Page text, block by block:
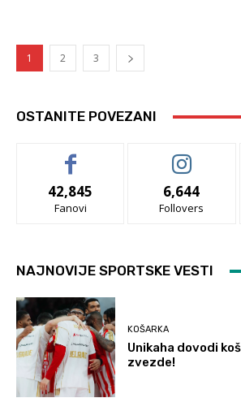
1 2 3
OSTANITE POVEZANI
42,845
Fanovi
6,644
Follovers
NAJNOVIJE SPORTSKE VESTI
KOŠARKA
Unikaha dovodi
zvezde!